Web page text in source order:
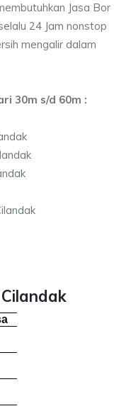
Jasa Bor
24 Jam nonstop
mengalir dalam
30m s/d 60m :